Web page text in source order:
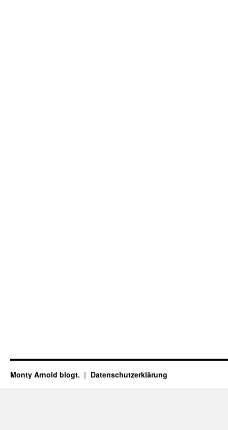
Monty Arnold blogt. Datenschutz­erklärung